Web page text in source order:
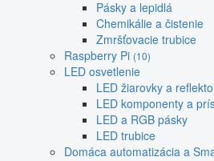
Pásky a lepidlá
Chemikálie a čistenie
Zmršťovacie trubice
Raspberry Pi (10)
LED osvetlenie
LED žiarovky a
LED komponenty a
LED a RGB pásky
LED trubice
Domáca automatizácia a